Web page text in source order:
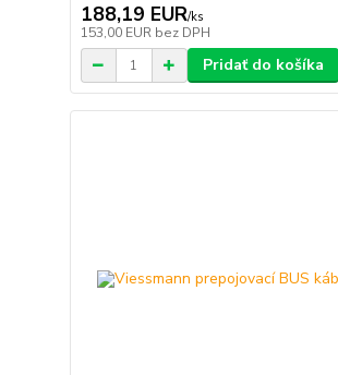
188,19 EUR/ks
153,00 EUR bez DPH
Pridať do košíka